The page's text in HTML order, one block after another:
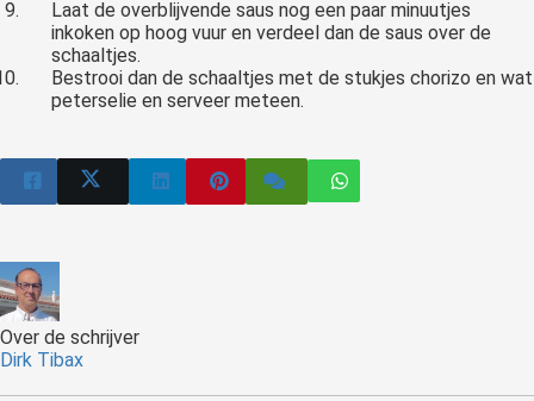
Laat de overblijvende saus nog een paar minuutjes
inkoken op hoog vuur en verdeel dan de saus over de
schaaltjes.
Bestrooi dan de schaaltjes met de stukjes chorizo en wat
peterselie en serveer meteen.
Over de schrijver
Dirk Tibax